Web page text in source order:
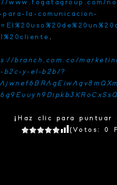
www.fogatagroup.com/
la-comunicacion-
.
branch.com.co/
b2c-y-el-b2b/?
¡Haz clic para puntuar
(Votos: 0